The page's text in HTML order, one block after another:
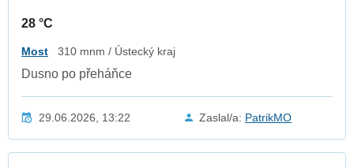
28 °C
Most 310 mnm / Ústecký kraj
Dusno po přeháňce
29.06.2026, 13:22 Zaslal/a: PatrikMO